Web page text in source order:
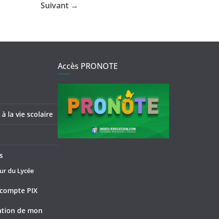
Suivant →
la vie scolaire
du Lycée
PIX
de mon
Accès PRONOTE